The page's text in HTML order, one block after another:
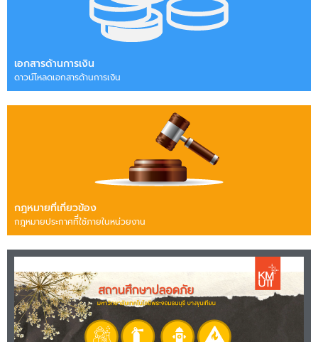
เอกสารด้านการเงิน
ดาวน์โหลดเอกสารด้านการเงิน
กฎหมายที่เกี่ยวข้อง
กฎหมายประกาศทีี่ใช้ภายในหน่วยงาน